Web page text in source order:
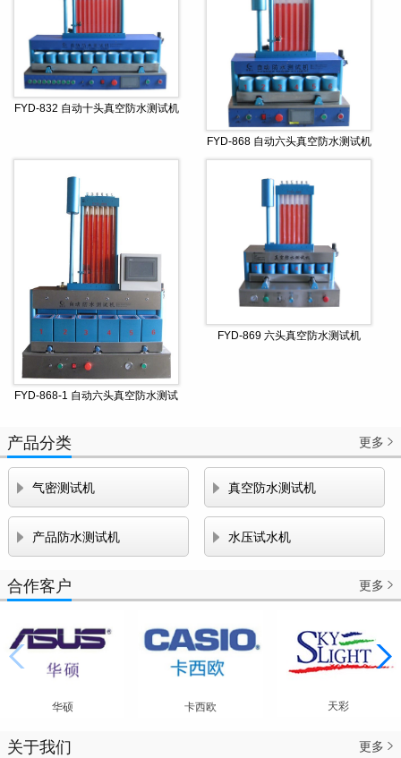
FYD-832 自动十头真空防水测试机
FYD-868 自动六头真空防水测试机
FYD-868-1 自动六头真空防水测试
FYD-869 六头真空防水测试机
产品分类 更多 
 气密测试机  真空防水测试机
 产品防水测试机  水压试水机
合作客户 更多 
华硕 卡西欧 天彩
关于我们 更多 